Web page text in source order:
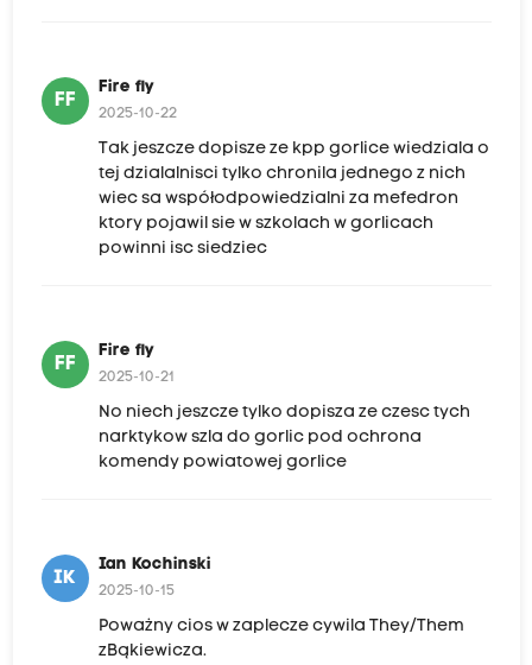
FF
Fire fly
2025-10-22
Tak jeszcze dopisze ze kpp gorlice wiedziala o
tej dzialalnisci tylko chronila jednego z nich
wiec sa współodpowiedzialni za mefedron
ktory pojawil sie w szkolach w gorlicach
powinni isc siedziec
FF
Fire fly
2025-10-21
No niech jeszcze tylko dopisza ze czesc tych
narktykow szla do gorlic pod ochrona
komendy powiatowej gorlice
IK
Ian Kochinski
2025-10-15
Poważny cios w zaplecze cywila They/Them
zBąkiewicza.